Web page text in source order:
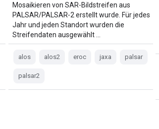
Mosaikieren von SAR-Bildstreifen aus
PALSAR/PALSAR‑2 erstellt wurde. Für jedes
Jahr und jeden Standort wurden die
Streifendaten ausgewählt …
alos alos2 eroc jaxa palsar
palsar2